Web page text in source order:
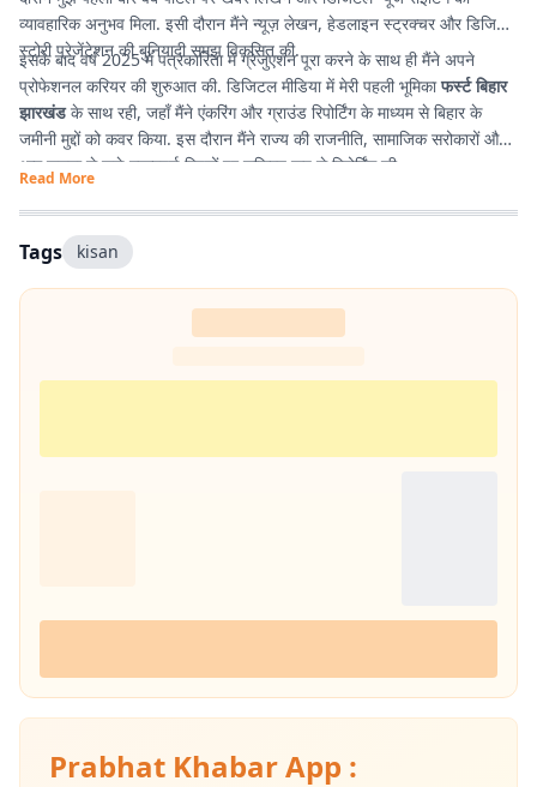
व्यावहारिक अनुभव मिला. इसी दौरान मैंने न्यूज़ लेखन, हेडलाइन स्ट्रक्चर और डिजिटल
स्टोरी प्रेजेंटेशन की बुनियादी समझ विकसित की.
इसके बाद वर्ष 2025 में पत्रकारिता में ग्रेजुएशन पूरा करने के साथ ही मैंने अपने
प्रोफेशनल करियर की शुरुआत की. डिजिटल मीडिया में मेरी पहली भूमिकाफर्स्ट बिहार
झारखंडके साथ रही, जहाँ मैंने एंकरिंग और ग्राउंड रिपोर्टिंग के माध्यम से बिहार के
जमीनी मुद्दों को कवर किया. इस दौरान मैंने राज्य की राजनीति, सामाजिक सरोकारों और
आम जनता से जुड़े महत्वपूर्ण विषयों पर सक्रिय रूप से रिपोर्टिंग की.
Read More
Tags kisan
Prabhat Khabar App :